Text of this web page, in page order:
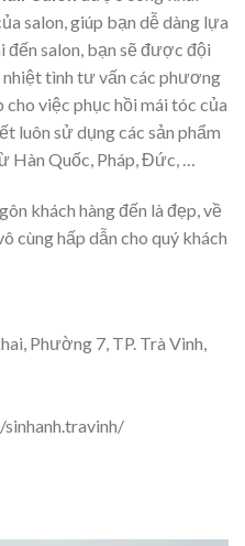
salon, giúp bạn dễ dàng lựa
đến salon, bạn sẽ được đội
nhiệt tình tư vấn các phương
việc phục hồi mái tóc của
luôn sử dụng các sản phẩm
Hàn Quốc, Pháp, Đức, …
khách hàng đến là đẹp, về
cùng hấp dẫn cho quý khách
Phường 7, TP. Trà Vinh,